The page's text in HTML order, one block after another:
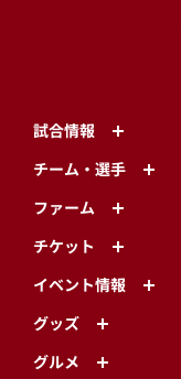
試合情報
チーム・選手
ファーム
チケット
イベント情報
グッズ
グルメ